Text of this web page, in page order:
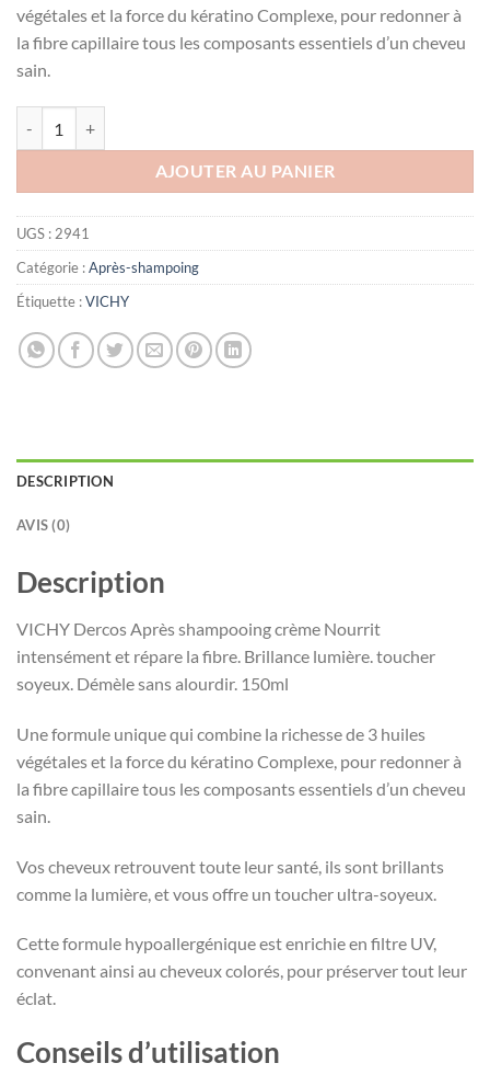
végétales et la force du kératino Complexe, pour redonner à
la fibre capillaire tous les composants essentiels d’un cheveu
sain.
AJOUTER AU PANIER
UGS : 2941
Catégorie :Après-shampoing
Étiquette :VICHY
DESCRIPTION
AVIS (0)
Description
VICHY Dercos Après shampooing crème Nourrit
intensément et répare la fibre. Brillance lumière. toucher
soyeux. Démèle sans alourdir. 150ml
Une formule unique qui combine la richesse de 3 huiles
végétales et la force du kératino Complexe, pour redonner à
la fibre capillaire tous les composants essentiels d’un cheveu
sain.
Vos cheveux retrouvent toute leur santé, ils sont brillants
comme la lumière, et vous offre un toucher ultra-soyeux.
Cette formule hypoallergénique est enrichie en filtre UV,
convenant ainsi au cheveux colorés, pour préserver tout leur
éclat.
Conseils d’utilisation